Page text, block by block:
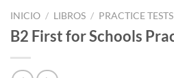
INICIO / LIBROS / PRACTICE TESTS
B2 First for Schools